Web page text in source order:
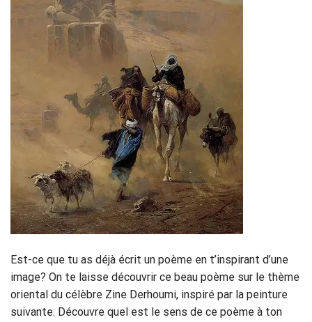
Est-ce que tu as déjà écrit un poème en t’inspirant d’une
image? On te laisse découvrir ce beau poème sur le thème
oriental du célèbre Zine Derhoumi, inspiré par la peinture
suivante. Découvre quel est le sens de ce poème à ton